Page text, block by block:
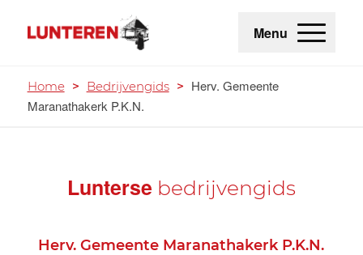
Menu
Home > Bedrijvengids > Herv. Gemeente
Maranathakerk P.K.N.
Lunterse bedrijvengids
Herv. Gemeente Maranathakerk P.K.N.